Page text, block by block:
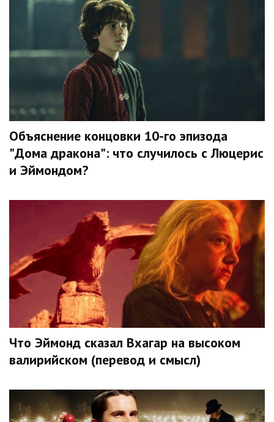
Объяснение концовки 10-го эпизода
"Дома дракона": что случилось с Люцерис
и Эймондом?
Что Эймонд сказал Вхагар на высоком
валирийском (перевод и смысл)